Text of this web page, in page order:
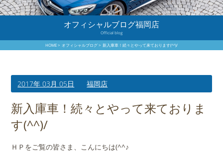
工場サービス
保証について
買取査定のご案内
店舗案内
オフィシャルブログ福岡店
Official blog
HOME オフィシャルブログ 新入庫車！続々とやって来ております(^^)/
2017年 03月 05日 福岡店
新入庫車！続々とやって来ておりま
す(^^)/
ＨＰをご覧の皆さま、こんにちは(^^♪